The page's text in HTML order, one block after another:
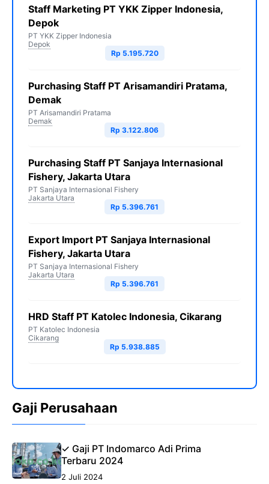
Staff Marketing PT YKK Zipper Indonesia,
Depok
PT YKK Zipper Indonesia
Depok
Rp 5.195.720
Purchasing Staff PT Arisamandiri Pratama,
Demak
PT Arisamandiri Pratama
Demak
Rp 3.122.806
Purchasing Staff PT Sanjaya Internasional
Fishery, Jakarta Utara
PT Sanjaya Internasional Fishery
Jakarta Utara
Rp 5.396.761
Export Import PT Sanjaya Internasional
Fishery, Jakarta Utara
PT Sanjaya Internasional Fishery
Jakarta Utara
Rp 5.396.761
HRD Staff PT Katolec Indonesia, Cikarang
PT Katolec Indonesia
Cikarang
Rp 5.938.885
Gaji Perusahaan
✓ Gaji PT Indomarco Adi Prima
Terbaru 2024
2 Juli 2024